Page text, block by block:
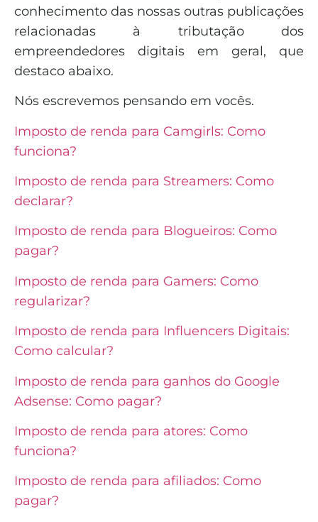
conhecimento das nossas outras publicações
relacionadas à tributação dos
empreendedores digitais em geral, que
destaco abaixo.
Nós escrevemos pensando em vocês.
Imposto de renda para Camgirls: Como
funciona?
Imposto de renda para Streamers: Como
declarar?
Imposto de renda para Blogueiros: Como
pagar?
Imposto de renda para Gamers: Como
regularizar?
Imposto de renda para Influencers Digitais:
Como calcular?
Imposto de renda para ganhos do Google
Adsense: Como pagar?
Imposto de renda para atores: Como
funciona?
Imposto de renda para afiliados: Como
pagar?